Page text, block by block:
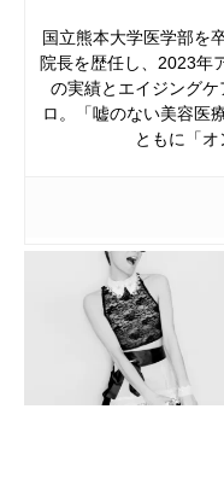
国立熊本大学医学部を
院長を歴任し、2023年
の実績とエイジング
ロ。「嘘のない美容医
ともに「オ